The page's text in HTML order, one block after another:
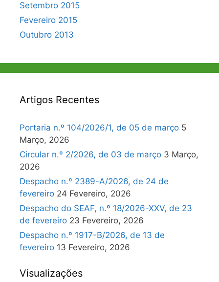
Setembro 2015
Fevereiro 2015
Outubro 2013
Artigos Recentes
Portaria n.º 104/2026/1, de 05 de março 5
Março, 2026
Circular n.º 2/2026, de 03 de março 3 Março,
2026
Despacho n.º 2389-A/2026, de 24 de
fevereiro 24 Fevereiro, 2026
Despacho do SEAF, n.º 18/2026-XXV, de 23
de fevereiro 23 Fevereiro, 2026
Despacho n.º 1917-B/2026, de 13 de
fevereiro 13 Fevereiro, 2026
Visualizações